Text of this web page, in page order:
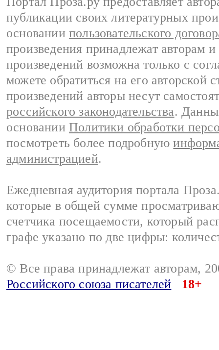
публикации своих литературных
основании пользовательского
произведения принадлежат авторам
произведений возможна только с
можете обратиться на его авторской
произведений авторы несут
российского законодательства.
основании Политики обработки
посмотреть более подробную
администрацией.
Ежедневная аудитория портала
которые в общей сумме
счетчика посещаемости, который
графе указано по две цифры:
© Все права принадлежат авторам,
Российского союза писателей
18+